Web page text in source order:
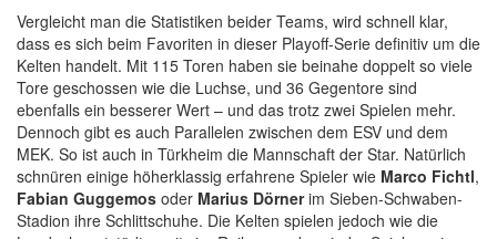
Vergleicht man die Statistiken beider Teams, wird schnell klar,
dass es sich beim Favoriten in dieser Playoff-Serie definitiv um die
Kelten handelt. Mit 115 Toren haben sie beinahe doppelt so viele
Tore geschossen wie die Luchse, und 36 Gegentore sind
ebenfalls ein besserer Wert – und das trotz zwei Spielen mehr.
Dennoch gibt es auch Parallelen zwischen dem ESV und dem
MEK. So ist auch in Türkheim die Mannschaft der Star. Natürlich
schnüren einige höherklassig erfahrene Spieler wie Marco Fichtl,
Fabian Guggemos oder Marius Dörnerim Sieben-Schwaben-
Stadion ihre Schlittschuhe. Die Kelten spielen jedoch wie die